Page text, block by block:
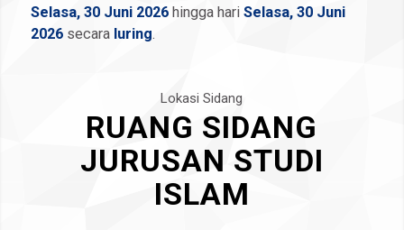
Selasa, 30 Juni 2026hingga hari Selasa, 30 Juni
2026secara luring.
Lokasi Sidang
RUANG SIDANG
JURUSAN STUDI
ISLAM